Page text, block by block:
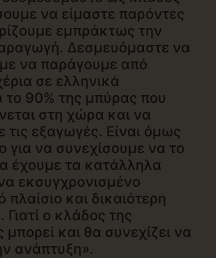
να είμαστε παρόντες
εμπράκτως την
Δεσμευόμαστε να
να παράγουμε από
σε ελληνικά
το 90% της μπύρας που
στη χώρα και να
τις εξαγωγές. Είναι όμως
για να συνεχίσουμε να το
έχουμε τα κατάλληλα
εκσυγχρονισμένο
πλαίσιο και δικαιότερη
Γιατί ο κλάδος της
μπορεί και θα συνεχίζει να
ανάπτυξη».